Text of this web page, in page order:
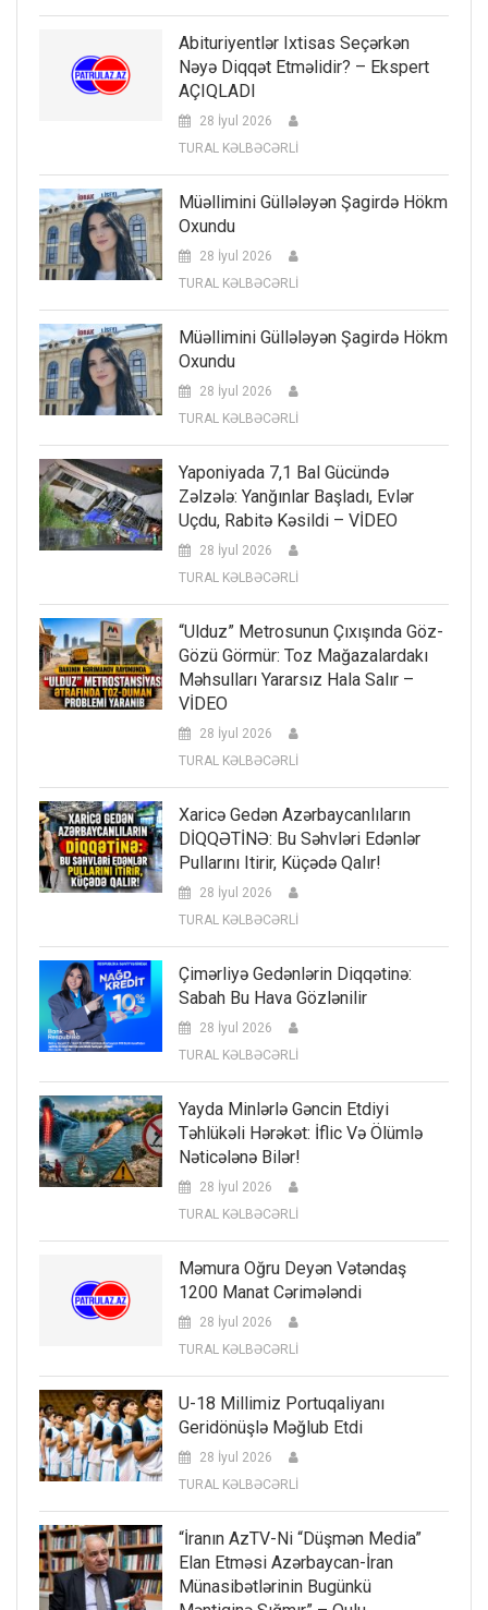
Abituriyentlər Ixtisas Seçərkən
Nəyə Diqqət Etməlidir? – Ekspert
AÇIQLADI
28 İyul 2026
TURAL KƏLBƏCƏRLİ
Müəllimini Güllələyən Şagirdə Hökm
Oxundu
28 İyul 2026
TURAL KƏLBƏCƏRLİ
Müəllimini Güllələyən Şagirdə Hökm
Oxundu
28 İyul 2026
TURAL KƏLBƏCƏRLİ
Yaponiyada 7,1 Bal Gücündə
Zəlzələ: Yanğınlar Başladı, Evlər
Uçdu, Rabitə Kəsildi – VİDEO
28 İyul 2026
TURAL KƏLBƏCƏRLİ
“Ulduz” Metrosunun Çıxışında Göz-
Gözü Görmür: Toz Mağazalardakı
Məhsulları Yararsız Hala Salır –
VİDEO
28 İyul 2026
TURAL KƏLBƏCƏRLİ
Xaricə Gedən Azərbaycanlıların
DİQQƏTİNƏ: Bu Səhvləri Edənlər
Pullarını Itirir, Küçədə Qalır!
28 İyul 2026
TURAL KƏLBƏCƏRLİ
Çimərliyə Gedənlərin Diqqətinə:
Sabah Bu Hava Gözlənilir
28 İyul 2026
TURAL KƏLBƏCƏRLİ
Yayda Minlərlə Gəncin Etdiyi
Təhlükəli Hərəkət: İflic Və Ölümlə
Nəticələnə Bilər!
28 İyul 2026
TURAL KƏLBƏCƏRLİ
Məmura Oğru Deyən Vətəndaş
1200 Manat Cərimələndi
28 İyul 2026
TURAL KƏLBƏCƏRLİ
U-18 Millimiz Portuqaliyanı
Geridönüşlə Məğlub Etdi
28 İyul 2026
TURAL KƏLBƏCƏRLİ
“İranın AzTV-Ni “düşmən Media”
Elan Etməsi Azərbaycan-İran
Münasibətlərinin Bugünkü